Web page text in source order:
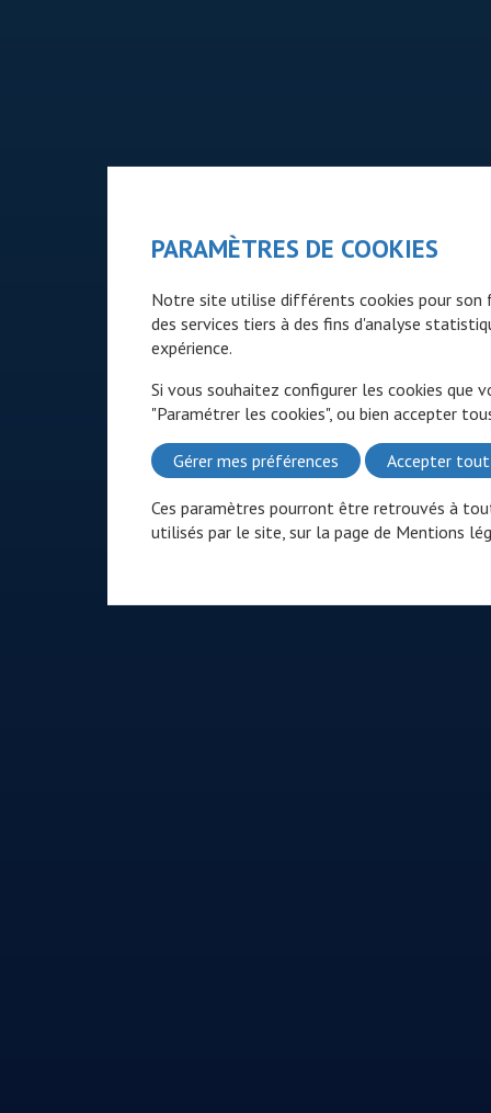
PARAMÈTRES DE COOKIES
Notre site utilise différents cookies pour son
des services tiers à des fins d'analyse
expérience.
Si vous souhaitez configurer les cookies que
"Paramétrer les cookies", ou bien accepter
Gérer mes préférences Accepter tout
Ces paramètres pourront être retrouvés à
utilisés par le site, sur la page de Mentions